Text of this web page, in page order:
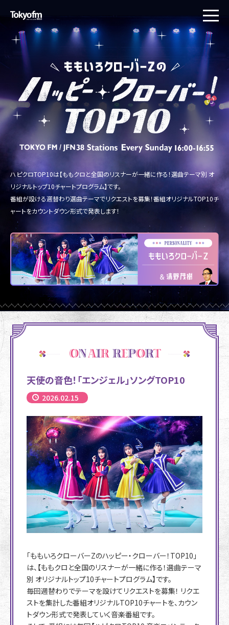
toggle
ハピクロTOP10は【ももクロと全国のリスナーが一緒に作る！選曲テーマ別 オ
リジナルトップ10チャートプログラム】です。
番組が設ける週替わり選曲テーマでリクエストを募集！番組オリジナルTOP10チ
ャートをカウントダウン形式で発表します！
天使の音色！「エンジェル」ソングTOP10
2026.02.15
「ももいろクローバーZのハッピー・クローバー！TOP10」
は、【ももクロと全国のリスナーが一緒に作る！選曲テーマ
別 オリジナルトップ10チャートプログラム】です。
毎回週替わりでテーマを設けてリクエストを募集！ リクエ
ストを集計した番組オリジナルTOP10チャートを、カウン
トダウン形式で発表していく音楽番組です。